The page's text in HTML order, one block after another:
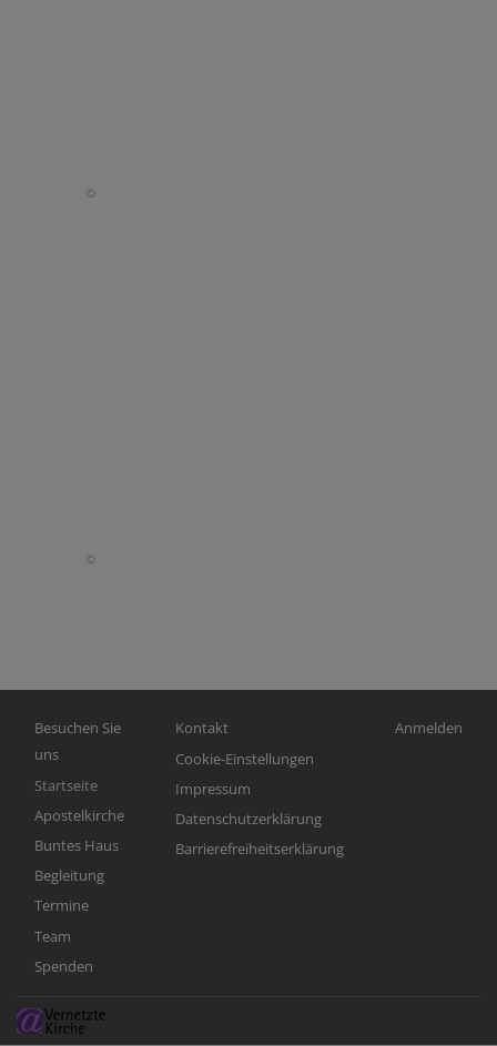
Hauptnavigation
Besuchen Sie
uns
Startseite
Apostelkirche
Buntes Haus
Begleitung
Termine
Team
Spenden
Fußbereichsmenü
Kontakt
Cookie-Einstellungen
Impressum
Datenschutzerklärung
Barrierefreiheitserklärung
Anmelden